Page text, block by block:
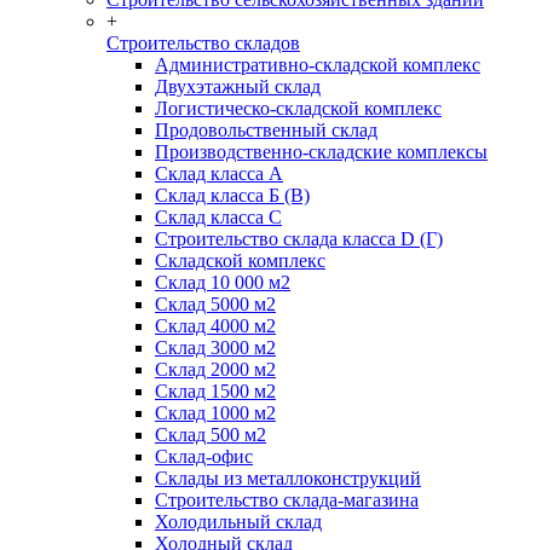
+
Строительство складов
Административно-складской комплекс
Двухэтажный склад
Логистическо-складской комплекс
Продовольственный склад
Производственно-складские комплексы
Склад класса А
Склад класса Б (B)
Склад класса С
Строительство склада класса D (Г)
Складской комплекс
Склад 10 000 м2
Склад 5000 м2
Склад 4000 м2
Склад 3000 м2
Склад 2000 м2
Склад 1500 м2
Склад 1000 м2
Склад 500 м2
Склад-офис
Склады из металлоконструкций
Строительство склада-магазина
Холодильный склад
Холодный склад